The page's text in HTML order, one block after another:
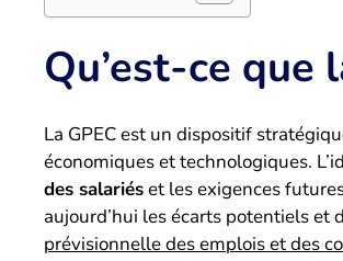
Qu’est-ce que
La GPEC est un dispositif
économiques et technologiques.
des salariéset les exigences
aujourd’hui les écarts potentiels et
prévisionnelle des emplois et des